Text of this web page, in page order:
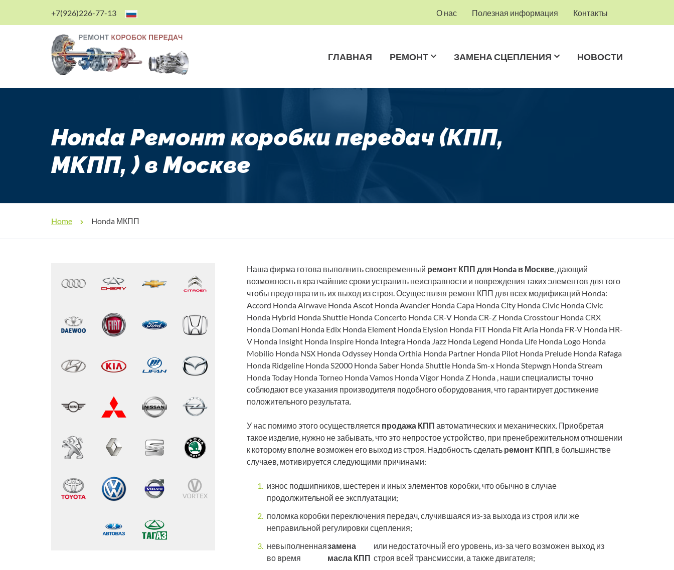
ГЛАВНАЯ РЕМОНТ ЗАМЕНА СЦЕПЛЕНИЯ НОВОСТИ
+7(926)226-77-13 О нас Полезная информация Контакты
Honda Ремонт коробки передач (КПП,
МКПП, ) в Москве
Home Honda МКПП
Наша фирма готова выполнить своевременный ремонт КПП для Honda в Москве, дающий
возможность в кратчайшие сроки устранить неисправности и повреждения таких элементов для того
чтобы предотвратить их выход из строя. Осуществляя ремонт КПП для всех модификаций Honda:
Accord Honda Airwave Honda Ascot Honda Avancier Honda Capa Honda City Honda Civic Honda Civic
Honda Hybrid Honda Shuttle Honda Concerto Honda CR-V Honda CR-Z Honda Crosstour Honda CRX
Honda Domani Honda Edix Honda Element Honda Elysion Honda FIT Honda Fit Aria Honda FR-V Honda HR-
V Honda Insight Honda Inspire Honda Integra Honda Jazz Honda Legend Honda Life Honda Logo Honda
Mobilio Honda NSX Honda Odyssey Honda Orthia Honda Partner Honda Pilot Honda Prelude Honda Rafaga
Honda Ridgeline Honda S2000 Honda Saber Honda Shuttle Honda Sm-x Honda Stepwgn Honda Stream
Honda Today Honda Torneo Honda Vamos Honda Vigor Honda Z Honda , наши специалисты точно
соблюдают все указания производителя подобного оборудования, что гарантирует достижение
положительного результата.
У нас помимо этого осуществляется продажа КПП автоматических и механических. Приобретая
такое изделие, нужно не забывать, что это непростое устройство, при пренебрежительном отношении
к которому вполне возможен его выход из строя. Надобность сделать ремонт КПП, в большинстве
случаев, мотивируется следующими причинами:
износ подшипников, шестерен и иных элементов коробки, что обычно в случае
продолжительной ее эксплуатации;
поломка коробки переключения передач, случившаяся из-за выхода из строя или же
неправильной регулировки сцепления;
невыполненная
во время
замена
масла КПП
или недостаточный его уровень, из-за чего возможен выход из
строя всей трансмиссии, а также двигателя;